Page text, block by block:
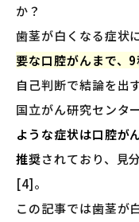
か？
歯茎が白くなる症状
要な口腔がんまで、
自己判断で結論を出
国立がん研究センタ
ような症状は口腔が
推奨されており、見
[4]。
この記事では歯茎が